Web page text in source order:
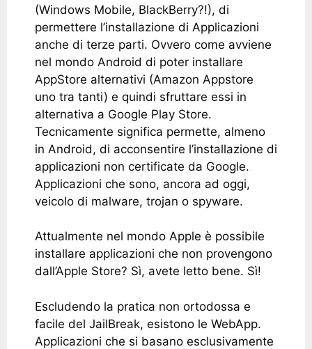
(Windows Mobile, BlackBerry?!), di
permettere l’installazione di Applicazioni
anche di terze parti. Ovvero come avviene
nel mondo Android di poter installare
AppStore alternativi (Amazon Appstore
uno tra tanti) e quindi sfruttare essi in
alternativa a Google Play Store.
Tecnicamente significa permette, almeno
in Android, di acconsentire l’installazione di
applicazioni non certificate da Google.
Applicazioni che sono, ancora ad oggi,
veicolo di malware, trojan o spyware.
Attualmente nel mondo Apple è possibile
installare applicazioni che non provengono
dall’Apple Store? Sì, avete letto bene. Sì!
Escludendo la pratica non ortodossa e
facile del JailBreak, esistono le WebApp.
Applicazioni che si basano esclusivamente